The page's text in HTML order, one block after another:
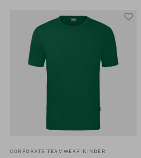
CORPORATE TEAMWEAR KINDER